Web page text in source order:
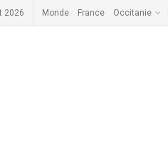
2026 Monde France Occitanie